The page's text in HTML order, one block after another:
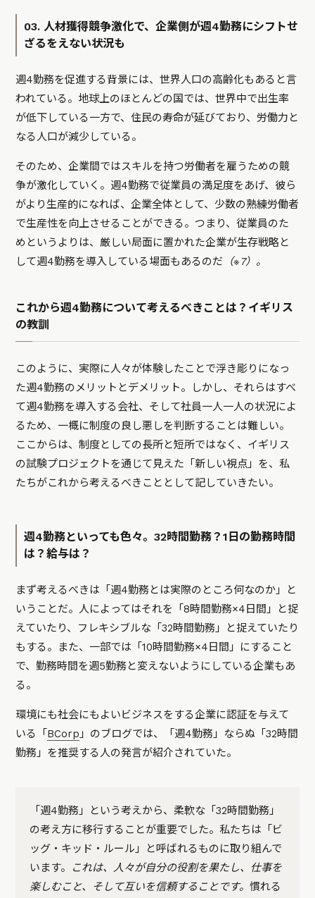
03. 人材獲得競争激化で、企業側が週4勤務にシフトせ
ざるをえない状況も
週4勤務を促進する背景には、世界人口の高齢化もあると言
われている。地球上のほとんどの国では、世界中で出生率
が低下している一方で、住民の寿命が延びており、労働力と
なる人口が減少している。
そのため、企業間ではスキルを持つ労働者を雇うための競
争が激化していく。週4勤務で従業員の満足度をあげ、彼ら
がより生産的になれば、企業全体として、少数の熟練労働者
で生産性を向上させることができる。つまり、従業員のた
めというよりは、厳しい局面に置かれた企業が生存戦略と
して週4勤務を導入している場面もあるのだ （※7）。
これから週4勤務について考えるべきことは？イギリス
の教訓
このように、実際に人々が体験したことで浮き彫りになっ
た週4勤務のメリットとデメリット。しかし、それらはすべ
て週4勤務を導入する会社、そして社員一人一人の状況によ
るため、一概に制度の良し悪しを判断することは難しい。
ここからは、制度としての長所と短所ではなく、イギリス
の試験プロジェクトを通じて見えた「新しい視点」を、私
たちがこれから考えるべきこととして記していきたい。
週4勤務といっても色々。32時間勤務？1日の勤務時間
は？給与は？
まず考えるべきは「週4勤務とは実際のところ何なのか」と
いうことだ。人によってはそれを「8時間勤務×4日間」と捉
えていたり、フレキシブルな「32時間勤務」と捉えていたり
もする。また、一部では「10時間勤務×4日間」にすること
で、勤務時間を週5勤務と変えないようにしている企業もあ
る。
環境にも社会にもよいビジネスをする企業に認証を与えて
いる「 BCorp 」のブログでは、「週4勤務」ならぬ「32時間
勤務」を推奨する人の発言が紹介されていた。
「週4勤務」という考えから、柔軟な「32時間勤務」
の考え方に移行することが重要でした。私たちは「ビ
ッグ・キッド・ルール」と呼ばれるものに取り組んで
います。
これは、人々が自分の役割を果たし、仕事を
楽しむこと、そして互いを信頼することです。慣れる